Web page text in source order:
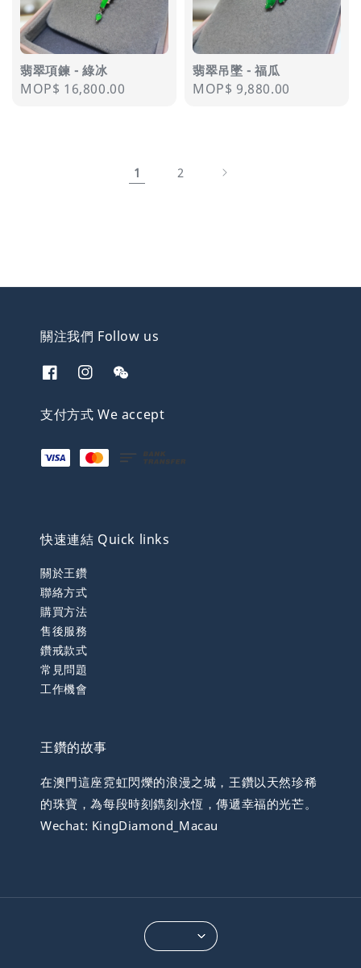
翡翠項鍊 - 綠冰
Regular
MOP$ 16,800.00
翡翠吊墜 - 福瓜
Regular
MOP$ 9,880.00
1 2
關注我們 Follow us
支付方式 We accept
快速連結 Quick links
關於王鑽
聯絡方式
購買方法
售後服務
鑽戒款式
常見問題
工作機會
王鑽的故事
在澳門這座霓虹閃爍的浪漫之城，王鑽以天然珍稀
的珠寶，為每段時刻鐫刻永恆，傳遞幸福的光芒。
Wechat: KingDiamond_Macau